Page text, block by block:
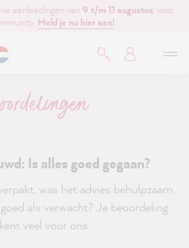
aanbiedingen van 9 t/m 11 augustus , voor
Meld je nu hier aan!
Is alles goed gegaan?
was het advies behulpzaam,
als verwacht? Je beoordeling
veel voor ons.